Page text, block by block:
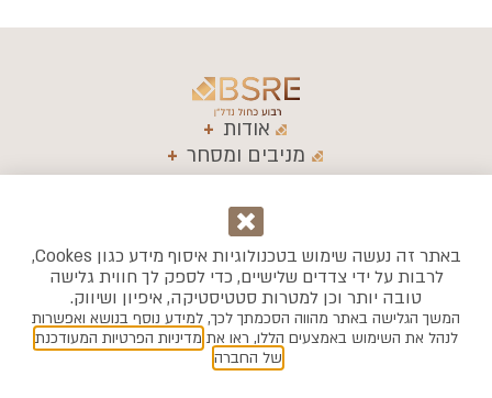
אודות
מניבים ומסחר
מגורים
התחדשות עירונית
מגזין
דרך מנחם בגין
132, תל אביב,
מגדלי עזריאלי
(עגול)
6216*
03-
9282200
office@bsre.co.il
באתר זה נעשה שימוש בטכנולוגיות איסוף מידע כגון Cookes,
לרבות על ידי צדדים שלישיים, כדי לספק לך חווית גלישה
טובה יותר וכן למטרות סטטיסטיקה, איפיון ושיווק.
המשך הגלישה באתר מהווה הסכמתך לכך, למידע נוסף בנושא ואפשרות
לנהל את השימוש באמצעים הללו, ראו את מדיניות הפרטיות המעודכנת
של החברה